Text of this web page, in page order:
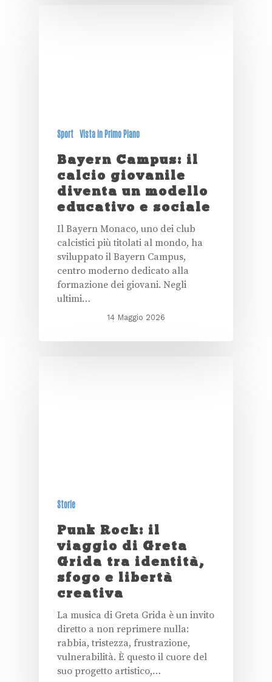
Sport Vista in Primo Piano
Bayern Campus: il
calcio giovanile
diventa un modello
educativo e sociale
Il Bayern Monaco, uno dei club
calcistici più titolati al mondo, ha
sviluppato il Bayern Campus,
centro moderno dedicato alla
formazione dei giovani. Negli
ultimi…
14 Maggio 2026
Storie
Punk Rock: il
viaggio di Greta
Grida tra identità,
sfogo e libertà
creativa
La musica di Greta Grida è un invito
diretto a non reprimere nulla:
rabbia, tristezza, frustrazione,
vulnerabilità. È questo il cuore del
suo progetto artistico,…